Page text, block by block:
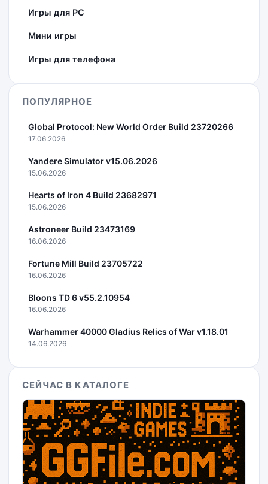
Игры для PC
Мини игры
Игры для телефона
ПОПУЛЯРНОЕ
Global Protocol: New World Order Build 23720266
17.06.2026
Yandere Simulator v15.06.2026
15.06.2026
Hearts of Iron 4 Build 23682971
15.06.2026
Astroneer Build 23473169
16.06.2026
Fortune Mill Build 23705722
16.06.2026
Bloons TD 6 v55.2.10954
16.06.2026
Warhammer 40000 Gladius Relics of War v1.18.01
14.06.2026
СЕЙЧАС В КАТАЛОГЕ